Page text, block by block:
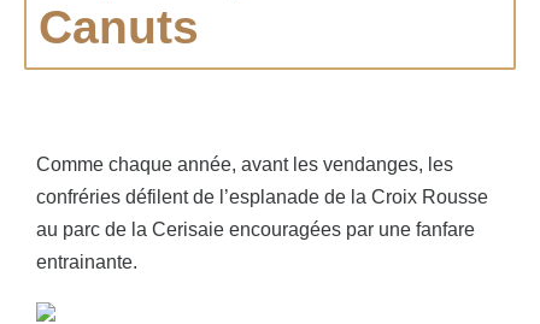
Canuts
Comme chaque année, avant les vendanges, les
confréries défilent de l’esplanade de la Croix Rousse
au parc de la Cerisaie encouragées par une fanfare
entrainante.